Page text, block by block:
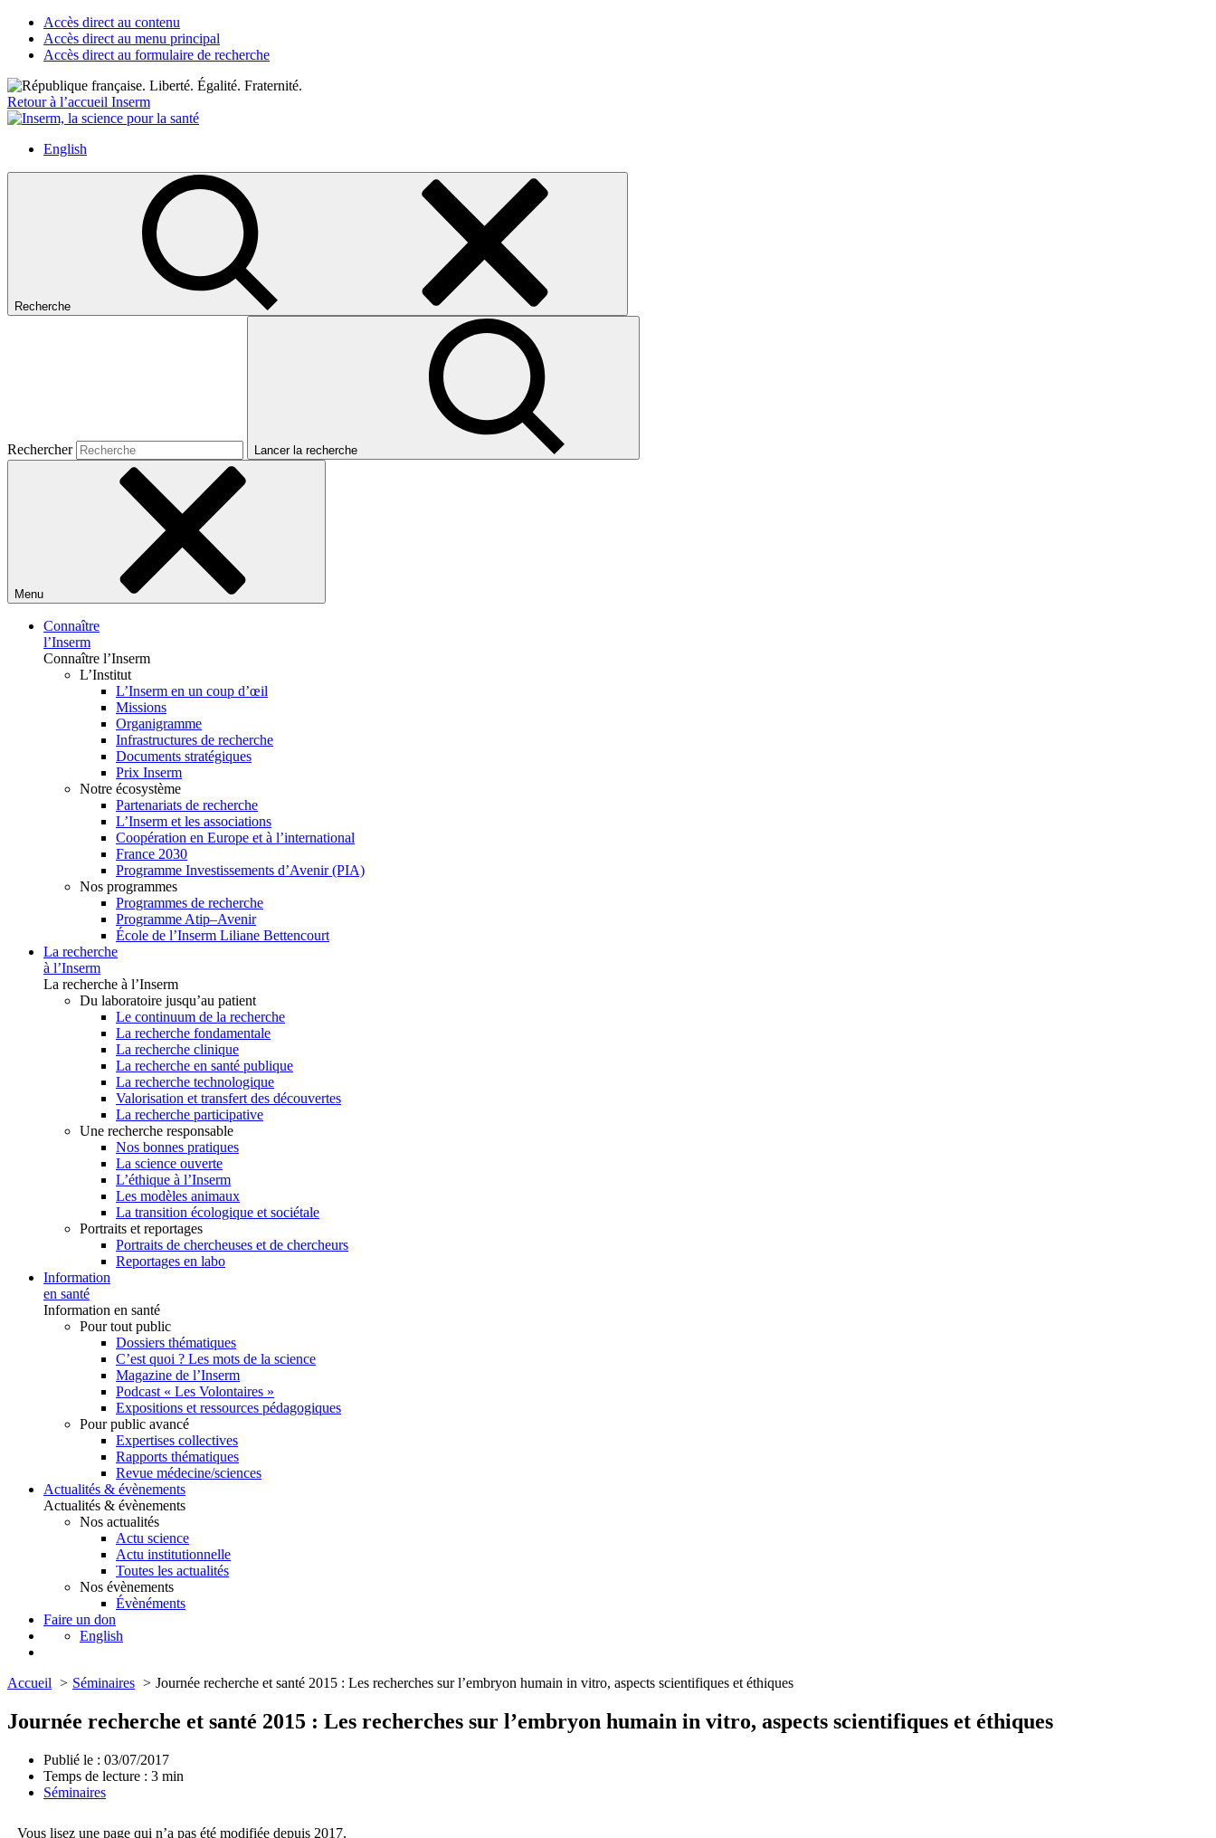
Accès direct au contenu
Accès direct au menu principal
Accès direct au formulaire de recherche
Retour à l’accueil Inserm
English
Recherche
Rechercher Lancer la recherche
Menu
Connaître
l’Inserm
Connaître l’Inserm
L’Institut
L’Inserm en un coup d’œil
Missions
Organigramme
Infrastructures de recherche
Documents stratégiques
Prix Inserm
Notre écosystème
Partenariats de recherche
L’Inserm et les associations
Coopération en Europe et à l’international
France 2030
Programme Investissements d’Avenir (PIA)
Nos programmes
Programmes de recherche
Programme Atip–Avenir
École de l’Inserm Liliane Bettencourt
La recherche
à l’Inserm
La recherche à l’Inserm
Du laboratoire jusqu’au patient
Le continuum de la recherche
La recherche fondamentale
La recherche clinique
La recherche en santé publique
La recherche technologique
Valorisation et transfert des découvertes
La recherche participative
Une recherche responsable
Nos bonnes pratiques
La science ouverte
L’éthique à l’Inserm
Les modèles animaux
La transition écologique et sociétale
Portraits et reportages
Portraits de chercheuses et de chercheurs
Reportages en labo
Information
en santé
Information en santé
Pour tout public
Dossiers thématiques
C’est quoi ? Les mots de la science
Magazine de l’Inserm
Podcast « Les Volontaires »
Expositions et ressources pédagogiques
Pour public avancé
Expertises collectives
Rapports thématiques
Revue médecine/sciences
Actualités & évènements
Actualités & évènements
Nos actualités
Actu science
Actu institutionnelle
Toutes les actualités
Nos évènements
Évènéments
Faire un don
English
Accueil Séminaires Journée recherche et santé 2015 : Les recherches sur l’embryon humain in vitro, aspects scientifiques et éthiques
Journée recherche et santé 2015 : Les recherches sur l’embryon humain in vitro, aspects scientifiques et éthiques
Publié le : 03/07/2017
Temps de lecture : 3 min
Séminaires
Vous lisez une page qui n’a pas été modifiée depuis 2017.